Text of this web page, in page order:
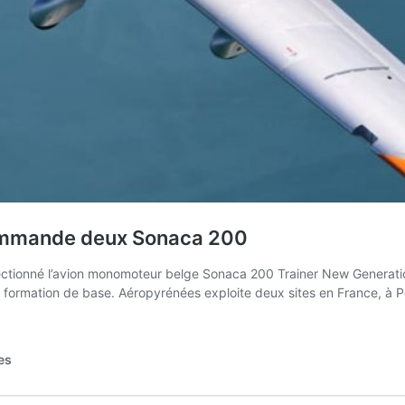
deux Sonaca 200
l’avion monomoteur belge Sonaca 200 Trainer New
de base. Aéropyrénées exploite deux sites en France,